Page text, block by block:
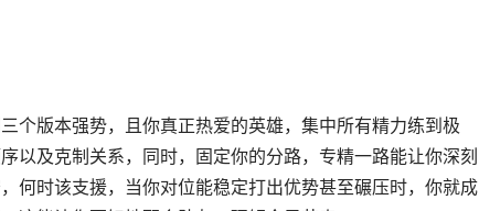
个版本强势，且你真正热爱的英雄，集中所有精力练到极
以及克制关系，同时，固定你的分路，专精一路能让你深刻
何时该支援，当你对位能稳定打出优势甚至碾压时，你就成